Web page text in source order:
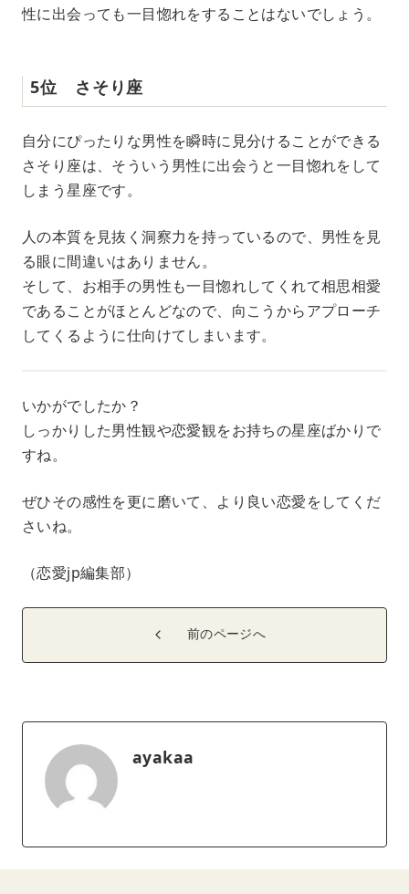
性に出会っても一目惚れをすることはないでしょう。
5位 さそり座
自分にぴったりな男性を瞬時に見分けることができる
さそり座は、そういう男性に出会うと一目惚れをして
しまう星座です。
人の本質を見抜く洞察力を持っているので、男性を見
る眼に間違いはありません。
そして、お相手の男性も一目惚れしてくれて相思相愛
であることがほとんどなので、向こうからアプローチ
してくるように仕向けてしまいます。
いかがでしたか？
しっかりした男性観や恋愛観をお持ちの星座ばかりで
すね。
ぜひその感性を更に磨いて、より良い恋愛をしてくだ
さいね。
（恋愛jp編集部）
前のページへ
ayakaa